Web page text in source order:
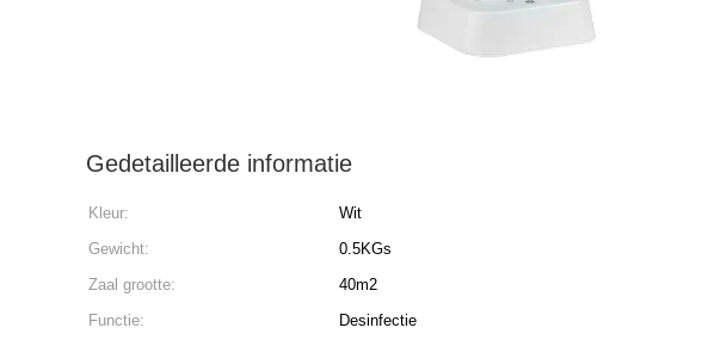
Gedetailleerde informatie
Kleur: Wit
Gewicht:
0.5KGs
Zaal grootte:
40m2
Functie:
Desinfectie